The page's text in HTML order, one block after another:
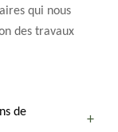
qui nous
des travaux
de